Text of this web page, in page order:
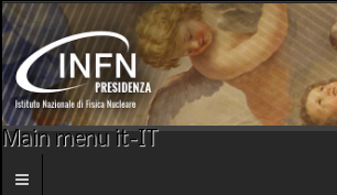
Main menu it-IT